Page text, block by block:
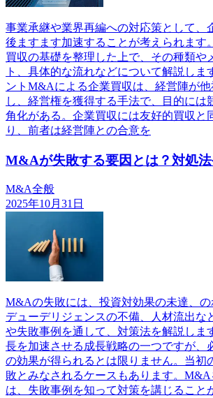
事業承継や業界再編への対応策として、
後ますます加速することが考えられます
買収の基礎を整理した上で、その種類や
ト、具体的な流れなどについて解説しま
ントM&Aによる企業買収は、経営陣が
し、経営権を獲得する手法で、目的には
角化がある。企業買収には友好的買収と
り、前者は経営陣との合意を
M&Aが失敗する要因とは？対処
M&A全般
2025年10月31日
M&Aの失敗には、投資対効果の未達、の
デューデリジェンスの不備、人材流出な
や失敗事例を通して、対策法を解説しま
長を加速させる成長戦略の一つですが、
の効果が得られるとは限りません。当初
敗とみなされるケースもあります。
は、失敗事例を知って対策を講じること